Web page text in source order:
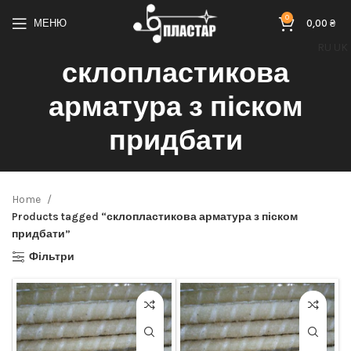
МЕНЮ 0 0,00₴
склопластикова
арматура з піском
придбати
Home
Products tagged “склопластикова арматура з піском
придбати”
Фільтри